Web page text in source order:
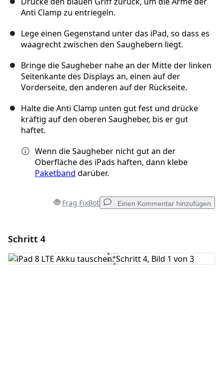
Anti Clamp zu entriegeln.
Lege einen Gegenstand unter das iPad, so dass es
waagrecht zwischen den Saughebern liegt.
Bringe die Saugheber nahe an der Mitte der linken
Seitenkante des Displays an, einen auf der
Vorderseite, den anderen auf der Rückseite.
Halte die Anti Clamp unten gut fest und drücke
kräftig auf den oberen Saugheber, bis er gut
haftet.
Wenn die Saugheber nicht gut an der
Oberfläche des iPads haften, dann klebe
Paketband darüber.
Frag FixBot Einen Kommentar hinzufügen
Kommentar hinzufügen
Schritt 4